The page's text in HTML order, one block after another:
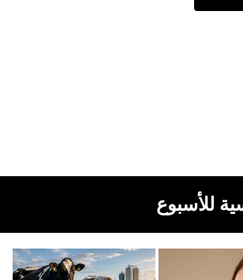
للأسبوع